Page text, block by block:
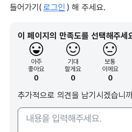
들어가기( 로그인 ) 해 주세요.
이 페이지의 만족도를 선택해주세
아주
좋아요
0
기대
할게요
0
보통
이에요
0
추가적으로 의견을 남기시겠습니